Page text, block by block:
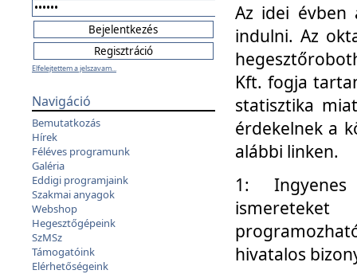
Elfelejtettem a jelszavam...
Navigáció
Bemutatkozás
Hírek
Féléves programunk
Galéria
Eddigi programjaink
Szakmai anyagok
Webshop
Hegesztőgépeink
SzMSz
Támogatóink
Elérhetőségeink
Az idei évben
indulni. Az
Kft. fogja
statisztika
érdekelnek a
alábbi linken.
1: Ingyenes
hivatalos